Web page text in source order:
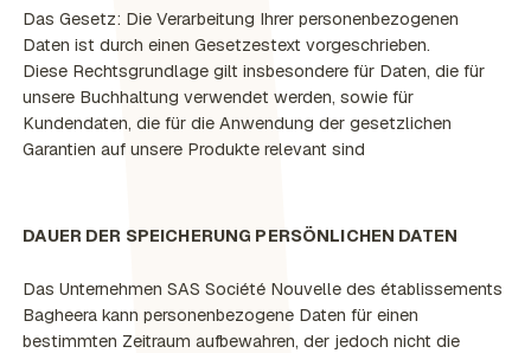
Das Gesetz: Die Verarbeitung Ihrer personenbezogenen
Daten ist durch einen Gesetzestext vorgeschrieben.
Diese Rechtsgrundlage gilt insbesondere für Daten, die für
unsere Buchhaltung verwendet werden, sowie für
Kundendaten, die für die Anwendung der gesetzlichen
Garantien auf unsere Produkte relevant sind
DAUER DER SPEICHERUNG PERSÖNLICHEN DATEN
Das Unternehmen SAS Société Nouvelle des établissements
Bagheera kann personenbezogene Daten für einen
bestimmten Zeitraum aufbewahren, der jedoch nicht die